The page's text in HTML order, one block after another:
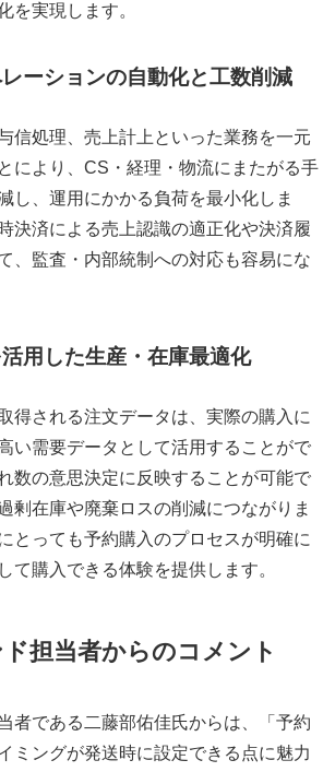
を実現します。
ーションの自動化と工数削減
信処理、売上計上といった業務を一元
により、CS・経理・物流にまたがる手
し、運用にかかる負荷を最小化しま
決済による売上認識の適正化や決済履
、監査・内部統制への対応も容易にな
用した生産・在庫最適化
得される注文データは、実際の購入に
い需要データとして活用することがで
数の意思決定に反映することが可能で
剰在庫や廃棄ロスの削減につながりま
とっても予約購入のプロセスが明確に
て購入できる体験を提供します。
担当者からのコメント
者である二藤部佑佳氏からは、「予約
ミングが発送時に設定できる点に魅力